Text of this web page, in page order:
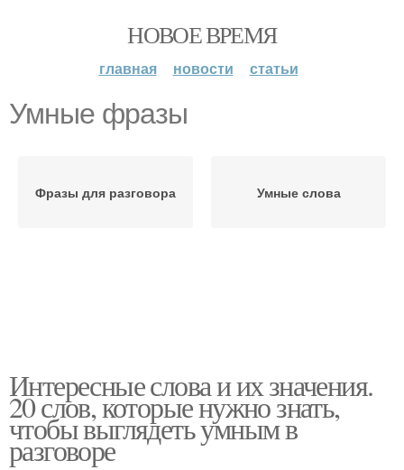
НОВОЕ ВРЕМЯ
главная новости статьи
Умные фразы
Фразы для разговора Умные слова
Интересные слова и их значения.
20 слов, которые нужно знать,
чтобы выглядеть умным в
разговоре